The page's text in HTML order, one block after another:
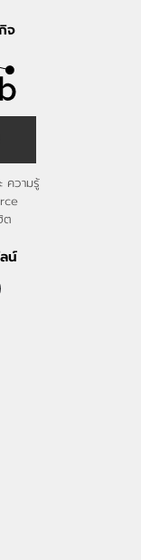
จ
ความรู้
ต
น์